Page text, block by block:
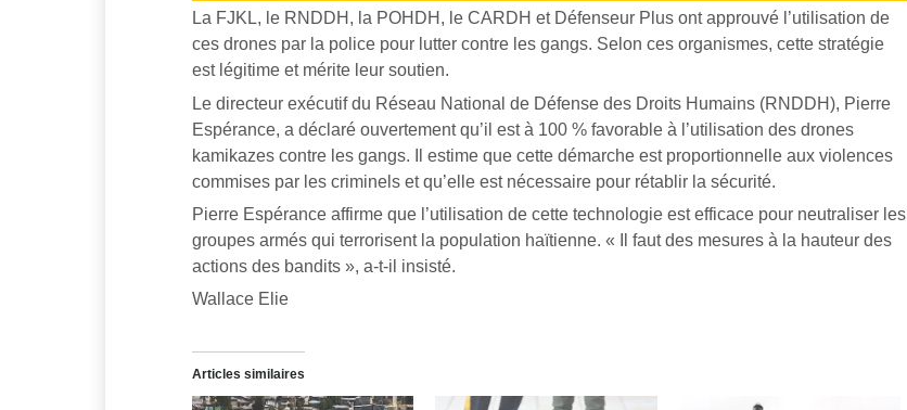
La FJKL, le RNDDH, la POHDH, le CARDH et Défenseur Plus ont approuvé l’utilisation de
ces drones par la police pour lutter contre les gangs. Selon ces organismes, cette stratégie
est légitime et mérite leur soutien.
Le directeur exécutif du Réseau National de Défense des Droits Humains (RNDDH), Pierre
Espérance, a déclaré ouvertement qu’il est à 100 % favorable à l’utilisation des drones
kamikazes contre les gangs. Il estime que cette démarche est proportionnelle aux violences
commises par les criminels et qu’elle est nécessaire pour rétablir la sécurité.
Pierre Espérance affirme que l’utilisation de cette technologie est efficace pour neutraliser les
groupes armés qui terrorisent la population haïtienne. « Il faut des mesures à la hauteur des
actions des bandits », a-t-il insisté.
Wallace Elie
Articles similaires